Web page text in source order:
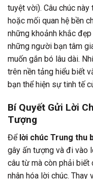
tuyệt vời). Câu chúc
hoặc mối quan hệ bền
những khoảnh khắc
những người bạn tâm
muốn gắn bó lâu dài.
trên nền tảng hiểu biết
bạn thể hiện sự tinh tế
Bí Quyết Gửi Lời
Tượng
Để lời chúc Trung thu
gây ấn tượng và đi vào
câu từ mà còn phải biết
nhân hóa lời chúc.